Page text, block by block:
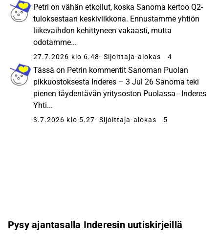
Petri on vähän etkoilut, koska Sanoma kertoo Q2-
tuloksestaan keskiviikkona. Ennustamme yhtiön
liikevaihdon kehittyneen vakaasti, mutta
odotamme...
27.7.2026 klo 6.48- Sijoittaja-alokas 4
Tässä on Petrin kommentit Sanoman Puolan
pikkuostoksesta Inderes – 3 Jul 26 Sanoma teki
pienen täydentävän yritysoston Puolassa - Inderes
Yhti...
3.7.2026 klo 5.27- Sijoittaja-alokas 5
Pysy ajantasalla Inderesin uutiskirjeillä